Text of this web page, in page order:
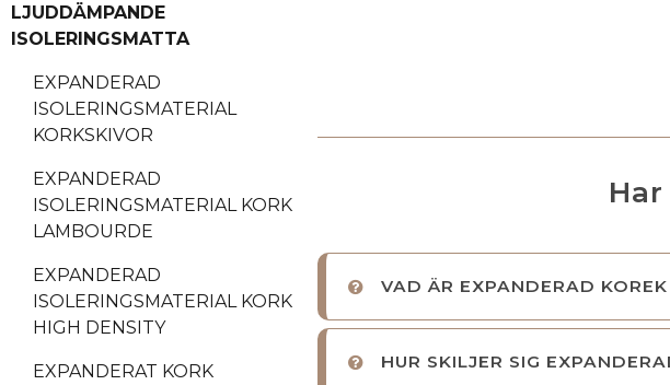
LJUDDÄMPANDE
ISOLERINGSMATTA
EXPANDERAD
ISOLERINGSMATERIAL
KORKSKIVOR
EXPANDERAD
ISOLERINGSMATERIAL KORK
LAMBOURDE
EXPANDERAD
ISOLERINGSMATERIAL KORK
HIGH DENSITY
EXPANDERAT KORK
VAD ÄR EXPANDERAD
HUR SKILJER SIG